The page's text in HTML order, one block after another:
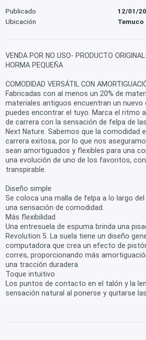
Publicado
12/01/
Ubicación
Temuco
VENDA POR NO USO- PRODUCTO
HORMA PEQUEÑA
COMODIDAD VERSÁTIL CON
Fabricadas con al menos un 20% de
materiales antiguos encuentran un nuevo
puedes encontrar el tuyo. Marca el ritmo
de carrera con la sensación de felpa de
Next Nature. Sabemos que la comodidad
carrera exitosa, por lo que nos
sean amortiguados y flexibles para una
una evolución de uno de los favoritos,
transpirable.
Diseño simple
Se coloca una malla de felpa a lo largo
una sensación de comodidad.
Más flexibilidad
Una entresuela de espuma brinda una
Revolution 5. La suela tiene un diseño
computadora que crea un efecto de
corres, proporcionando más
una tracción duradera.
Toque intuitivo
Los puntos de contacto en el talón y la
sensación natural al ponerse y quitarse